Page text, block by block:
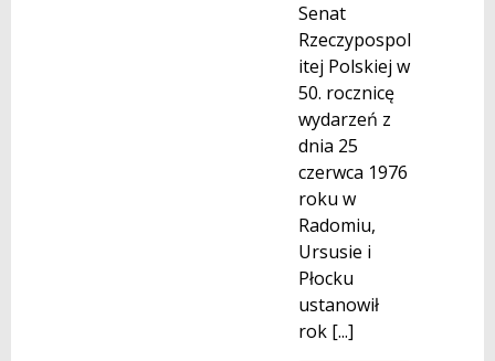
Senat
Rzeczypospol
itej Polskiej w
50. rocznicę
wydarzeń z
dnia 25
czerwca 1976
roku w
Radomiu,
Ursusie i
Płocku
ustanowił
rok [...]